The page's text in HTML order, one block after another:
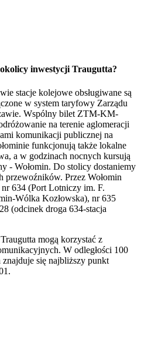
inwestycji Traugutta?
stacje kolejowe obsługiwane są
w system taryfowy Zarządu
Wspólny bilet ZTM-KM-
na terenie aglomeracji
komunikacji publicznej na
funkcjonują także lokalne
a w godzinach nocnych kursują
- Wołomin. Do stolicy dostaniemy
przewoźników. Przez Wołomin
634 (Port Lotniczy im. F.
Wólka Kozłowska), nr 635
(odcinek droga 634-stacja
mogą korzystać z
W odległości 100
się najbliższy punkt